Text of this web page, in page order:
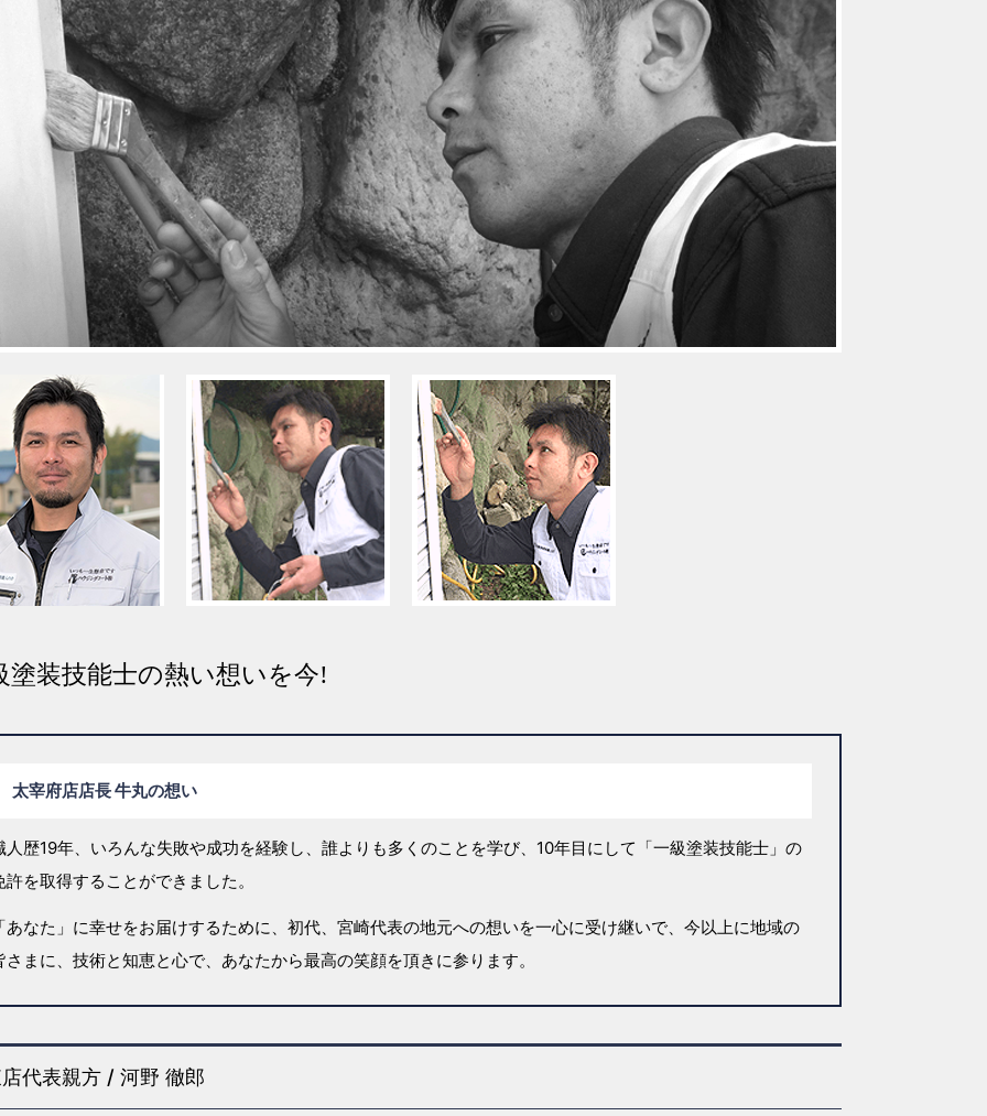
塗装技能士の熱い想いを今!
太宰府店店長 牛丸の想い
人歴19年、いろんな失敗や成功を経験し、誰よりも多くのことを学び、10年目にして「一級塗装技能士」の
許を取得することができました。
あなた」に幸せをお届けするために、初代、宮崎代表の地元への想いを一心に受け継いで、今以上に地域の
さまに、技術と知恵と心で、あなたから最高の笑顔を頂きに参ります。
代表親方 / 河野 徹郎